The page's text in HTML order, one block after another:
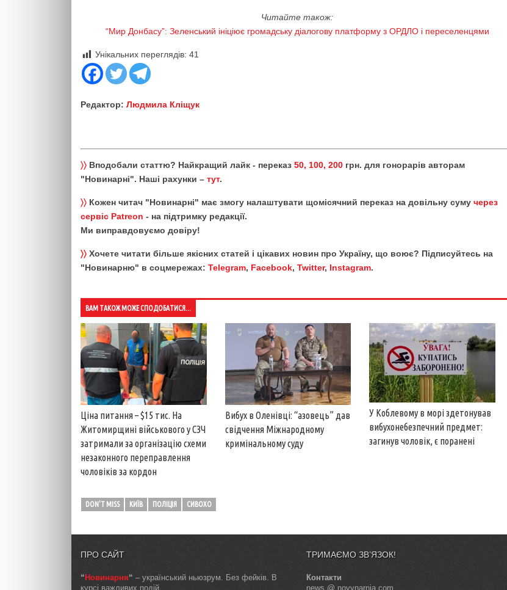
Читайте також:
“Мир Донбасу”: Зеленський ініціює громадську діалогову платформу з ОРДЛО і переселенцями
Унікальних переглядів: 41
Редактор: Людмила Кліщук
〉〉 Вподобали статтю? Найкращий лайк - переказ 50, 100, 200 грн. для гонорарів авторам
"Новинарні". Наші рахунки – тут.
〉〉 Кожен читач "Новинарні" має змогу налаштувати щомісячний переказ на довільну суму через
сервіс Patreon - на підтримку редакції.
Ми виправдовуємо довіру!
〉〉 Хочете читати більше якісних статей і цікавих новин про Україну, що воює? Підписуйтесь на
"Новинарню" в соцмережах: Telegram, Facebook, Twitter, Instagram.
ВАМ ТАКОЖ МОЖЕ СПОДОБАТИСЯ...
Ціна питання – $15 тис. На
Житомирщині військового у СЗЧ
затримали за організацію схеми
незаконного переправлення
чоловіків за кордон
Вибух в Оленівці: “азовець” дав
свідчення Міжнародному
кримінальному суду
У Коблевому в морі здетонував
вибухонебезпечний предмет:
загинув чоловік, є поранені
DON'T MISS КИЇВ ПОЛІЦІЯ СИВОХО
ПРО САЙТ
“Новинарня“ – український ньюзрум. Без фейків. В
курсі важливих подій.
ТРИМАЄМО ЗВ’ЯЗОК!
Контакти
news @ novynarnia.com